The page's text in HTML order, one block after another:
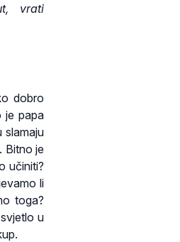
vrati
dobro
je papa
slamaju
Bitno je
učiniti?
li
toga?
u